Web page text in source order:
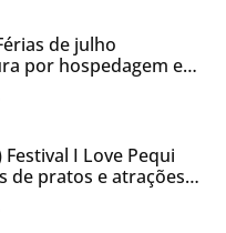
de julho
por hospedagem em
na hora de
I Love Pequi
de pratos e atrações
dos Pais em